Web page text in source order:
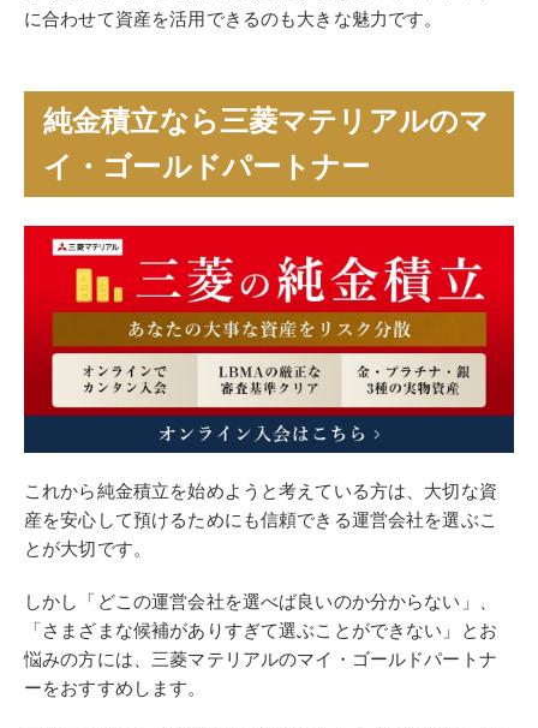
に合わせて資産を活用できるのも大きな魅力です。
純金積立なら三菱マテリアルのマ
イ・ゴールドパートナー
これから純金積立を始めようと考えている方は、大切な資
産を安心して預けるためにも信頼できる運営会社を選ぶこ
とが大切です。
しかし「どこの運営会社を選べば良いのか分からない」、
「さまざまな候補がありすぎて選ぶことができない」とお
悩みの方には、三菱マテリアルのマイ・ゴールドパートナ
ーをおすすめします。